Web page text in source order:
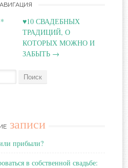
♥10 СВАДЕБНЫХ
ТРАДИЦИЙ, О
КОТОРЫХ МОЖНО И
ЗАБЫТЬ →
записи
прибыли?
в собственной свадьбе: